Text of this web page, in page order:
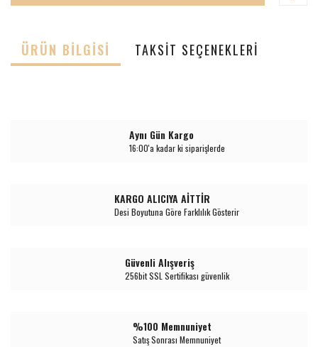
ÜRÜN BILGISI TAKSIT SEÇENEKLERI
Aynı Gün Kargo
16:00'a kadar ki siparişlerde
KARGO ALICIYA AİTTİR
Desi Boyutuna Göre Farklılık Gösterir
Güvenli Alışveriş
256bit SSL Sertifikası güvenlik
%100 Memnuniyet
Satış Sonrası Memnuniyet